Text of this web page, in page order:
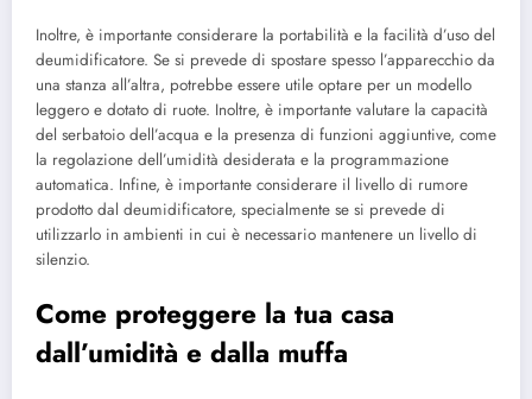
Inoltre, è importante considerare la portabilità e la facilità d’uso del
deumidificatore. Se si prevede di spostare spesso l’apparecchio da
una stanza all’altra, potrebbe essere utile optare per un modello
leggero e dotato di ruote. Inoltre, è importante valutare la capacità
del serbatoio dell’acqua e la presenza di funzioni aggiuntive, come
la regolazione dell’umidità desiderata e la programmazione
automatica. Infine, è importante considerare il livello di rumore
prodotto dal deumidificatore, specialmente se si prevede di
utilizzarlo in ambienti in cui è necessario mantenere un livello di
silenzio.
Come proteggere la tua casa
dall’umidità e dalla muffa